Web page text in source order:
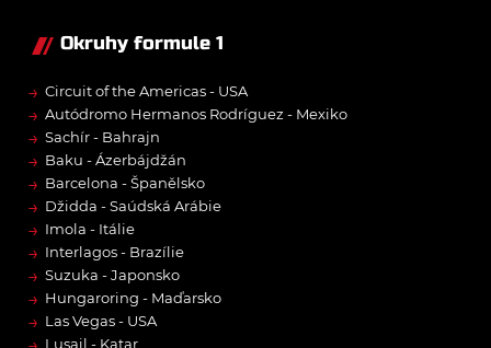
Okruhy formule 1
→ Circuit of the Americas - USA
→ Autódromo Hermanos Rodríguez - Mexiko
→ Sachír - Bahrajn
→ Baku - Ázerbájdžán
→ Barcelona - Španělsko
→ Džidda - Saúdská Arábie
→ Imola - Itálie
→ Interlagos - Brazílie
→ Suzuka - Japonsko
→ Hungaroring - Maďarsko
→ Las Vegas - USA
Lusail - Katar